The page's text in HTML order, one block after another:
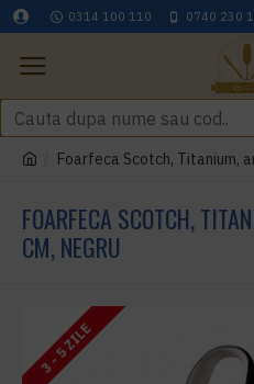
0314 100 110 0740 230
Foarfeca Scotch, Titanium,
FOARFECA SCOTCH,
CM, NEGRU
3 - 5 ZILE